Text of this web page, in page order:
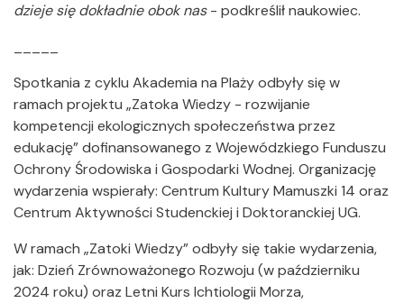
dzieje się dokładnie obok nas- podkreślił naukowiec.
Spotkania z cyklu Akademia na Plaży odbyły się w
ramach projektu „Zatoka Wiedzy - rozwijanie
kompetencji ekologicznych społeczeństwa przez
edukację” dofinansowanego z Wojewódzkiego Funduszu
Ochrony Środowiska i Gospodarki Wodnej. Organizację
wydarzenia wspierały: Centrum Kultury Mamuszki 14 oraz
Centrum Aktywności Studenckiej i Doktoranckiej UG.
W ramach „Zatoki Wiedzy” odbyły się takie wydarzenia,
jak: Dzień Zrównoważonego Rozwoju (w październiku
2024 roku) oraz Letni Kurs Ichtiologii Morza,